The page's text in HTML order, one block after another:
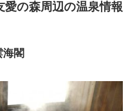
愛の森周辺の温泉情報
閣